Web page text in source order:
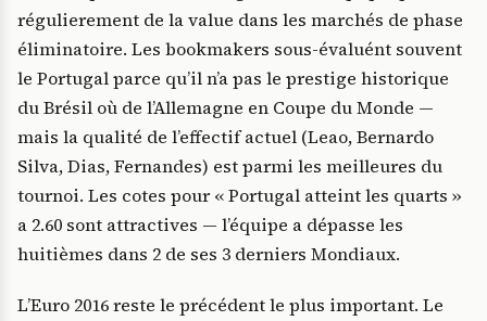
régulierement de la value dans les marchés de phase
éliminatoire. Les bookmakers sous-évaluént souvent
le Portugal parce qu’il n’a pas le prestige historique
du Brésil où de l’Allemagne en Coupe du Monde —
mais la qualité de l’effectif actuel (Leao, Bernardo
Silva, Dias, Fernandes) est parmi les meilleures du
tournoi. Les cotes pour « Portugal atteint les quarts »
a 2.60 sont attractives — l’équipe a dépasse les
huitièmes dans 2 de ses 3 derniers Mondiaux.
L’Euro 2016 reste le précédent le plus important. Le